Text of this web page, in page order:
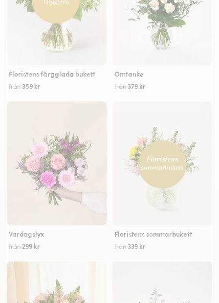
Floristens färgglada bukett
från 359 kr
Omtanke
från 379 kr
Vardagslyx
från 299 kr
Floristens sommarbukett
från 339 kr